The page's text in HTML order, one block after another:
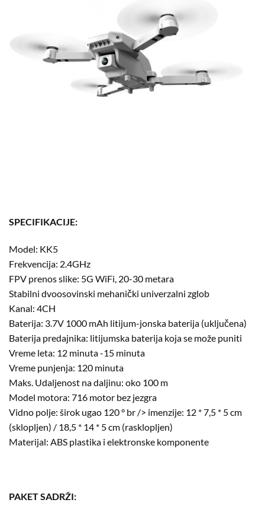
SPECIFIKACIJE:
Model: KK5
Frekvencija: 2.4GHz
FPV prenos slike: 5G WiFi, 20-30 metara
Stabilni dvoosovinski mehanički univerzalni zglob
Kanal: 4CH
Baterija: 3.7V 1000 mAh litijum-jonska baterija (uključena)
Baterija predajnika: litijumska baterija koja se može puniti
Vreme leta: 12 minuta -15 minuta
Vreme punjenja: 120 minuta
Maks. Udaljenost na daljinu: oko 100 m
Model motora: 716 motor bez jezgra
Vidno polje: širok ugao 120 ° br /> imenzije: 12 * 7,5 * 5 cm
(sklopljen) / 18,5 * 14 * 5 cm (rasklopljen)
Materijal: ABS plastika i elektronske komponente
PAKET SADRŽI: